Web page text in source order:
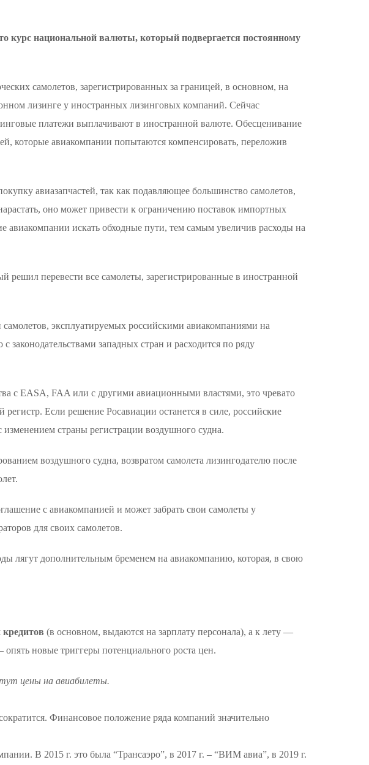
курс национальной валюты, который подвергается постоянному
самолетов, зарегистрированных за границей, в основном, на
лизинге у иностранных лизинговых компаний. Сейчас
платежи выплачивают в иностранной валюте. Обесценивание
которые авиакомпании попытаются компенсировать, переложив
авиазапчастей, так как подавляющее большинство самолетов,
оно может привести к ограничению поставок импортных
искать обходные пути, тем самым увеличив расходы на
решил перевести все самолеты, зарегистрированные в иностранной
эксплуатируемых российскими авиакомпаниями на
западных стран и расходится по ряду
с EASA, FAA или с другими авиационными властями, это чревато
Если решение Росавиации останется в силе, российские
страны регистрации воздушного судна.
воздушного судна, возвратом самолета лизингодателю после
с авиакомпанией и может забрать свои самолеты у
для своих самолетов.
лягут дополнительным бременем на авиакомпанию, которая, в свою
(в основном, выдаются на зарплату персонала), а к лету —
новые триггеры потенциального роста цен.
цены на авиабилеты.
Финансовое положение ряда компаний значительно
В 2015 г. это была “Трансаэро”, в 2017 г. – “ВИМ авиа”, в 2019 г.